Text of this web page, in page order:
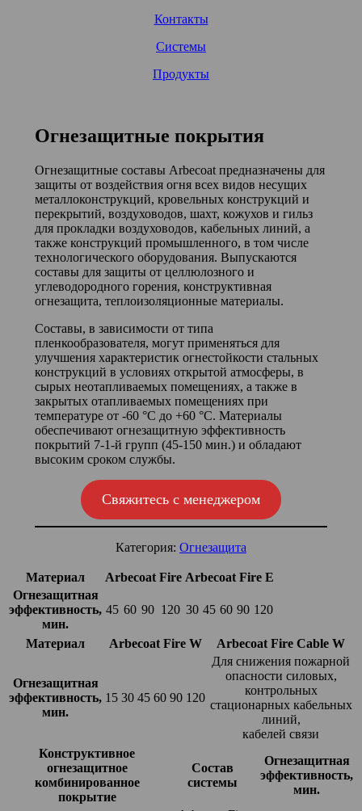
Контакты
Системы
Продукты
Огнезащитные покрытия
Огнезащитные составы Arbecoat предназначены для
защиты от воздействия огня всех видов несущих
металлоконструкций, кровельных конструкций и
перекрытий, воздуховодов, шахт, кожухов и гильз
для прокладки воздуховодов, кабельных линий, а
также конструкций промышленного, в том числе
технологического оборудования. Выпускаются
составы для защиты от целлюлозного и
углеводородного горения, конструктивная
огнезащита, теплоизоляционные материалы.
Составы, в зависимости от типа
пленкообразователя, могут применяться для
улучшения характеристик огнестойкости стальных
конструкций в условиях открытой атмосферы, в
сырых неотапливаемых помещениях, а также в
закрытых отапливаемых помещениях при
температуре от -60 °С до +60 °С. Материалы
обеспечивают огнезащитную эффективность
покрытий 7-1-й групп (45-150 мин.) и обладают
высоким сроком службы.
Свяжитесь с менеджером
Категория: Огнезащита
Материал Arbecoat Fire Arbecoat Fire E
Огнезащитная
эффективность,
мин.
45 60 90 120 30 45 60 90 120
Материал Arbecoat Fire W Arbecoat Fire Cable W
Огнезащитная
эффективность,
мин.
15 30 45 60 90 120
Для снижения пожарной
опасности силовых,
контрольных
стационарных кабельных
линий,
кабелей связи
Конструктивное
огнезащитное
комбинированное
покрытие
Состав
системы
Огнезащитная
эффективность,
мин.